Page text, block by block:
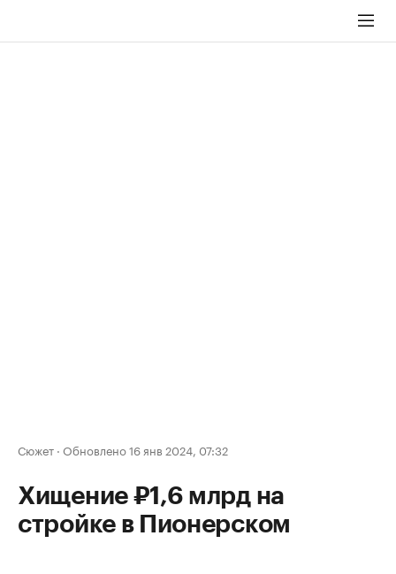
Сюжет · Обновлено 16 янв 2024, 07:32
Хищение ₽1,6 млрд на
стройке в Пионерском